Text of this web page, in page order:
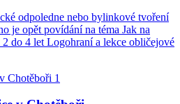
odpoledne nebo bylinkové tvoření
je opět povídání na téma Jak na
do 4 let Logohraní a lekce obličejové